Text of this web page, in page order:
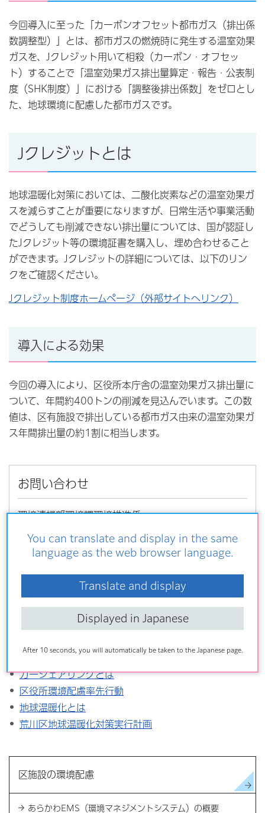
You can translate and display in the same
language as the web browser language.
Translate and display
Displayed in Japanese
After 10 seconds, you will automatically be taken to the Japanese page.
今回導入に至った「カーボンオフセット都市ガス（排出係
数調整型）」とは、都市ガスの燃焼時に発生する温室効果
ガスを、Jクレジット用いて相殺（カーボン・オフセッ
ト）することで「温室効果ガス排出量算定・報告・公表制
度（SHK制度）」における「調整後排出係数」をゼロとし
た、地球環境に配慮した都市ガスです。
Jクレジットとは
地球温暖化対策においては、二酸化炭素などの温室効果ガ
スを減らすことが重要になりますが、日常生活や事業活動
でどうしても削減できない排出量については、国が認証し
たJクレジット等の環境証書を購入し、埋め合わせること
ができます。Jクレジットの詳細については、以下のリン
クをご確認ください。
Jクレジット制度ホームページ（外部サイトへリンク）
導入による効果
今回の導入により、区役所本庁舎の温室効果ガス排出量に
ついて、年間約400トンの削減を見込んでいます。この数
値は、区有施設で排出している都市ガス由来の温室効果ガ
ス年間排出量の約1割に相当します。
お問い合わせ
環境清掃部環境課環境推進係
〒116-0002荒川区荒川一丁目53番20号
電話番号：03-3802-4693
こちらの記事も読まれています
カーシェアリングとは
区役所環境配慮率先行動
地球温暖化とは
荒川区地球温暖化対策実行計画
区施設の環境配慮
あらかわEMS（環境マネジメントシステム）の概要